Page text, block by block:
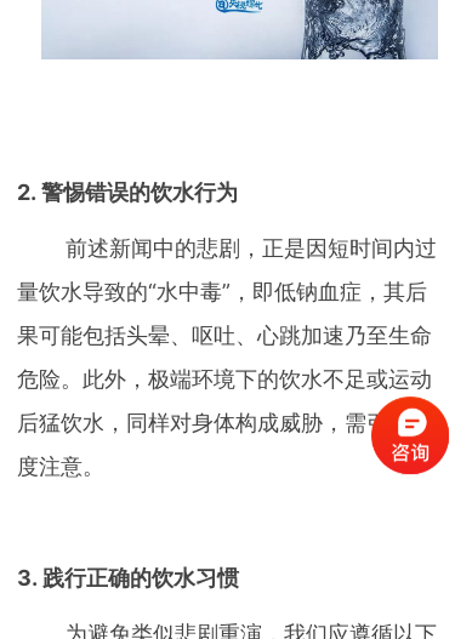
2. 警惕错误的饮水行为
前述新闻中的悲剧，正是因短时间内过
量饮水导致的“水中毒”，即低钠血症，其后
果可能包括头晕、呕吐、心跳加速乃至生命
危险。此外，极端环境下的饮水不足或运动
后猛饮水，同样对身体构成威胁，需引起高
度注意。
3. 践行正确的饮水习惯